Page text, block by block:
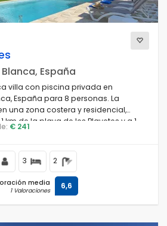
España
villa con piscina privada en
España para 8 personas. La
una zona costera y residencial,
km de la playa de les Playetes y a 1
€ 241
3 2
media
1 Valoraciones 6,6